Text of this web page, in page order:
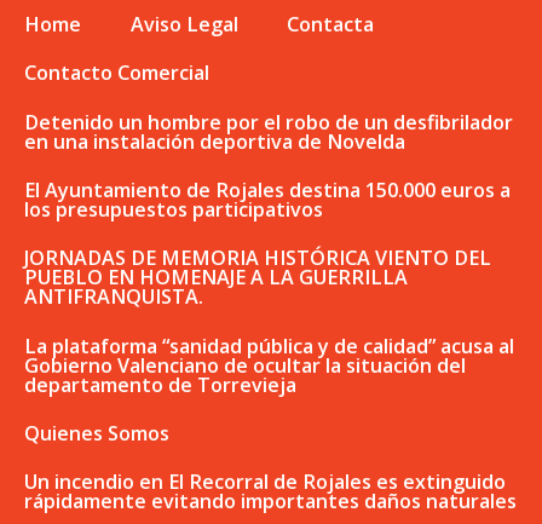
Home Aviso Legal
Contacta
Contacto Comercial
Detenido un hombre por el robo de un desfibrilador
en una instalación deportiva de Novelda
El Ayuntamiento de Rojales destina 150.000 euros a
los presupuestos participativos
JORNADAS DE MEMORIA HISTÓRICA VIENTO DEL
PUEBLO EN HOMENAJE A LA GUERRILLA
ANTIFRANQUISTA.
La plataforma “sanidad pública y de calidad” acusa al
Gobierno Valenciano de ocultar la situación del
departamento de Torrevieja
Quienes Somos
Un incendio en El Recorral de Rojales es extinguido
rápidamente evitando importantes daños naturales